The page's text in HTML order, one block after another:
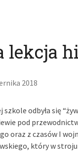
lekcja
2018
szkole odbyła się
pod
oraz z czasów I
który w